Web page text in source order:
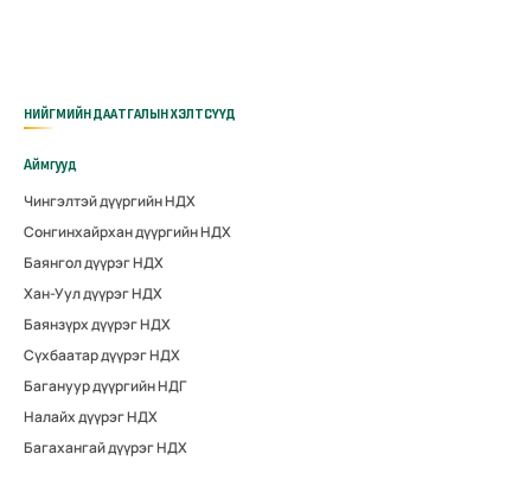
НИЙГМИЙН ДААТГАЛЫН ХЭЛТСҮҮД
Аймгууд
Чингэлтэй дүүргийн НДХ
Сонгинхайрхан дүүргийн НДХ
Баянгол дүүрэг НДХ
Хан-Уул дүүрэг НДХ
Баянзүрх дүүрэг НДХ
Сүхбаатар дүүрэг НДХ
Багануур дүүргийн НДГ
Налайх дүүрэг НДХ
Багахангай дүүрэг НДХ